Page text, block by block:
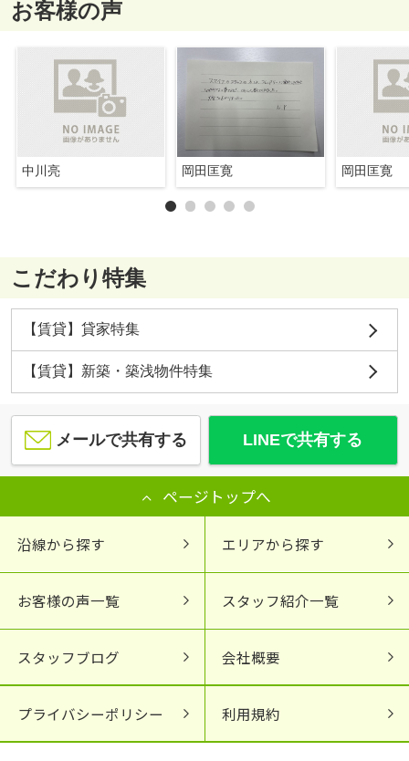
お客様の声
中川亮 岡田匡寛 岡田匡寛
こだわり特集
【賃貸】貸家特集
【賃貸】新築・築浅物件特集
メールで共有する LINEで共有する
ページトップへ
沿線から探す エリアから探す
お客様の声一覧 スタッフ紹介一覧
スタッフブログ 会社概要
プライバシーポリシー 利用規約